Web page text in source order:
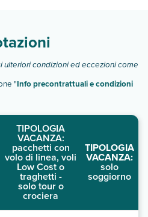
ulteriori condizioni ed eccezioni come
"Info precontrattuali e condizioni
TIPOLOGIA
VACANZA:
pacchetti con
volo di linea, voli
Low Cost o
traghetti -
solo tour o
crociera
TIPOLOGIA
VACANZA:
solo
soggiorno